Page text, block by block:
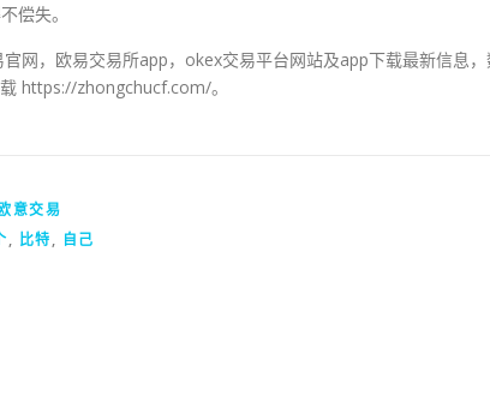
偿失。
网，欧易交易所app，okex交易平台网站及app下载最新信息，
https://zhongchucf.com/。
意交易
, 比特, 自己